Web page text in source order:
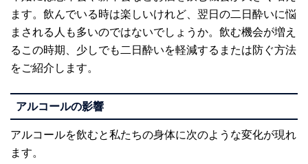
ます。飲んでいる時は楽しいけれど、翌日の二日酔いに悩
まされる人も多いのではないでしょうか。飲む機会が増え
るこの時期、少しでも二日酔いを軽減するまたは防ぐ方法
をご紹介します。
アルコールの影響
アルコールを飲むと私たちの身体に次のような変化が現れ
ます。